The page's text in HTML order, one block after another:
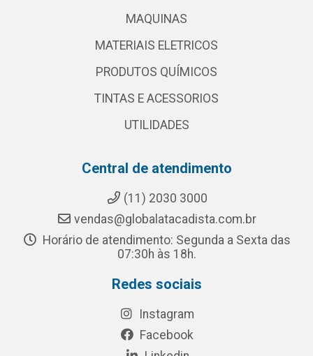
MAQUINAS
MATERIAIS ELETRICOS
PRODUTOS QUÍMICOS
TINTAS E ACESSORIOS
UTILIDADES
Central de atendimento
(11) 2030 3000
vendas@globalatacadista.com.br
Horário de atendimento: Segunda a Sexta das
07:30h às 18h.
Redes sociais
Instagram
Facebook